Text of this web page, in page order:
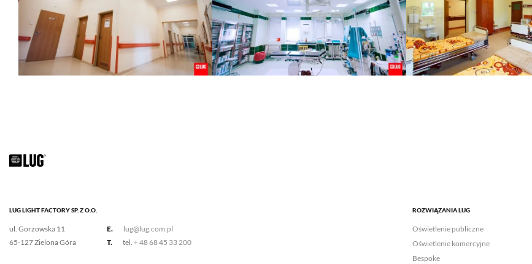
LUG LIGHT FACTORY SP. Z O.O.
ul. Gorzowska 11
65-127 Zielona Góra
E.
lug@lug.com.pl
T.
tel. + 48 68 45 33 200
ROZWIĄZANIA LUG
Oświetlenie publiczne
Oświetlenie komercyjne
Bespoke